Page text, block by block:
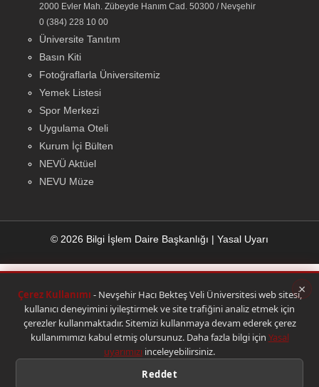
×
Çerez Kullanımı - Nevşehir Hacı Bekteş Veli Üniversitesi web sitesi,
kullanıcı deneyimini iyileştirmek ve site trafiğini analiz etmek için
çerezler kullanmaktadır. Sitemizi kullanmaya devam ederek çerez
kullanımımızı kabul etmiş olursunuz. Daha fazla bilgi için Yasal
uyarımızı inceleyebilirsiniz.
Reddet
2000 Evler Mah. Zübeyde Hanım Cad. 50300 / Nevşehir
0 (384) 228 10 00
Üniversite Tanıtım
Basın Kiti
Fotoğraflarla Üniversitemiz
Yemek Listesi
Spor Merkezi
Uygulama Oteli
Kurum İçi Bülten
NEVÜ Aktüel
NEVU Müze
© 2026 Bilgi İşlem Daire Başkanlığı | Yasal Uyarı